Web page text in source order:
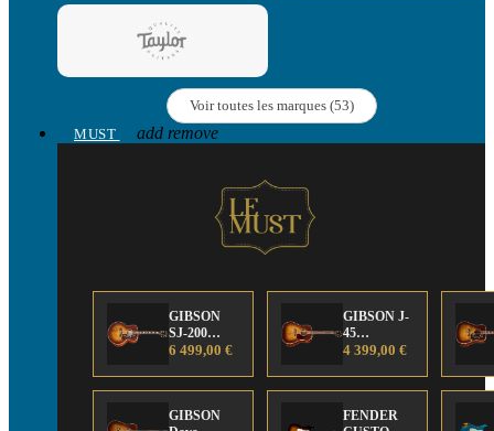
Voir toutes les marques (53)
MUST
add remove
GIBSON
SJ-200
Anniversary
Edition
6 499,00 €
GIBSON J-
45
Anniversary
Edition
4 399,00 €
GIBSON
FENDER